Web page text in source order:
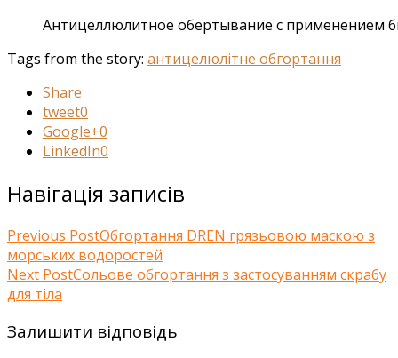
Антицеллюлитное обертывание с применением
Tags from the story: антицелюлітне обгортання
Share
tweet0
Google+0
LinkedIn0
Навігація записів
Previous PostОбгортання DREN грязьовою маскою з
морських водоростей
Next PostСольове обгортання з застосуванням скрабу
для тіла
Залишити відповідь